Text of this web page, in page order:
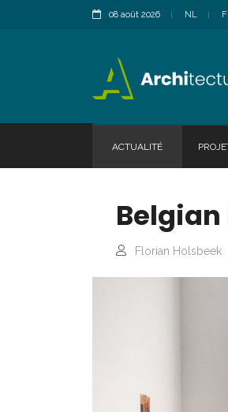
08 août 2026 NL
ACTUALITÉ
Florian Holsbeek